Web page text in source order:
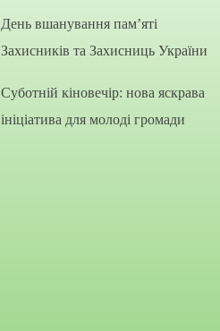
День вшанування пам’яті
Захисників та Захисниць України
Суботній кіновечір: нова яскрава
ініціатива для молоді громади